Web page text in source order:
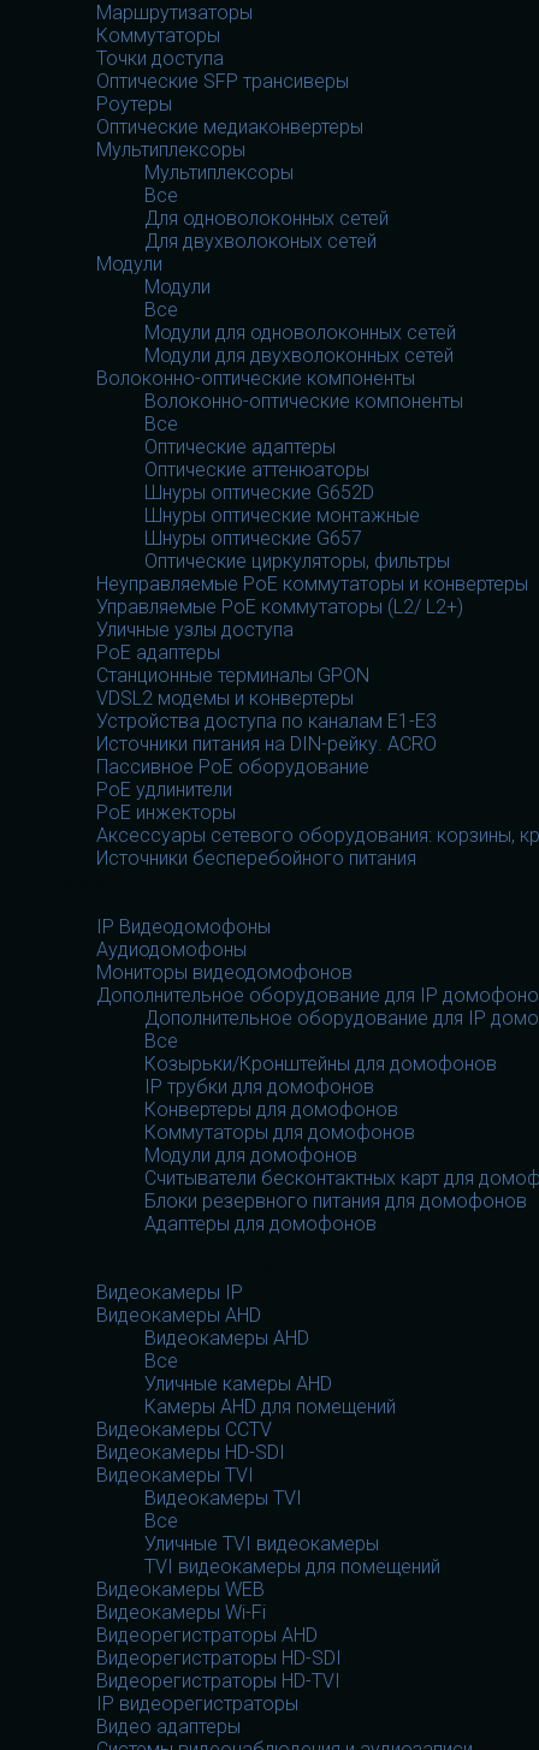
Маршрутизаторы
Коммутаторы
Точки доступа
Оптические SFP трансиверы
Роутеры
Оптические медиаконвертеры
Мультиплексоры
Мультиплексоры
Все
Для одноволоконных сетей
Для двухволоконых сетей
Модули
Модули
Все
Модули для одноволоконных сетей
Модули для двухволоконных сетей
Волоконно-оптические компоненты
Волоконно-оптические компоненты
Все
Оптические адаптеры
Оптические аттенюаторы
Шнуры оптические G652D
Шнуры оптические монтажные
Шнуры оптические G657
Оптические циркуляторы, фильтры
Неуправляемые PoE коммутаторы и конвертеры
Управляемые PoE коммутаторы (L2/ L2+)
Уличные узлы доступа
PoE адаптеры
Станционные терминалы GPON
VDSL2 модемы и конвертеры
Устройства доступа по каналам E1-E3
Источники питания на DIN-рейку. ACRO
Пассивное PoE оборудование
PoE удлинители
PoE инжекторы
Аксессуары сетевого оборудования: корзины,
Источники бесперебойного питания
IP Видеодомофоны
Аудиодомофоны
Мониторы видеодомофонов
Дополнительное оборудование для IP
Дополнительное оборудование для IP
Все
Козырьки/Кронштейны для домофонов
IP трубки для домофонов
Конвертеры для домофонов
Коммутаторы для домофонов
Модули для домофонов
Считыватели бесконтактных карт для
Блоки резервного питания для домофонов
Адаптеры для домофонов
Видеокамеры IP
Видеокамеры AHD
Видеокамеры AHD
Все
Уличные камеры AHD
Камеры AHD для помещений
Видеокамеры CCTV
Видеокамеры HD-SDI
Видеокамеры TVI
Видеокамеры TVI
Все
Уличные TVI видеокамеры
TVI видеокамеры для помещений
Видеокамеры WEB
Видеокамеры Wi-Fi
Видеорегистраторы AHD
Видеорегистраторы HD-SDI
Видеорегистраторы HD-TVI
IP видеорегистраторы
Видео адаптеры